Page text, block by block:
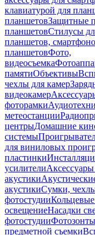
клавиатурой для
планшетовЗащитные
планшетовСтилусы
планшетов,
планшетовФото,
видеосъемка
памятиОбъективы
чехлы для камер
видеокамер
фоторамки
метеостанции
центрыДомашние
системы
для виниловых
пластинки
усилители
акустики
акустикиСумки,
фотостудии
освещениеНасадки
фотостудии
предметной съемки